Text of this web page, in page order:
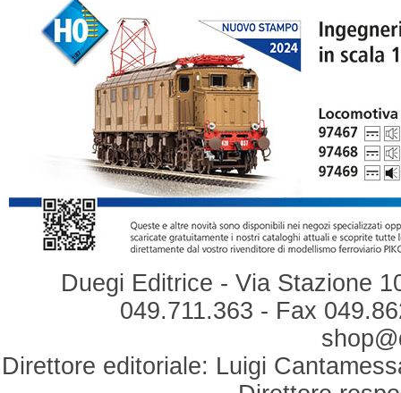
Duegi Editrice - Via Stazione
049.711.363 - Fax
Direttore editoriale: Luigi